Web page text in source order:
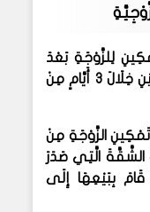
لِلزَّوْجَةِ بَعْدَ
الِاطِّلَاعِ عَلَى الأَدِلَّةِ، وَإِعْلَانِ كِلَا الطَّرَفَيْنِ خِلَالَ 3 أَيَّامٍ مِنْ
الزَّوْجَةِ مِنْ
الشَّقَّةَ الَّتِي صَدَرَ
قَامَ بِبَيْعِهَا إِلَى